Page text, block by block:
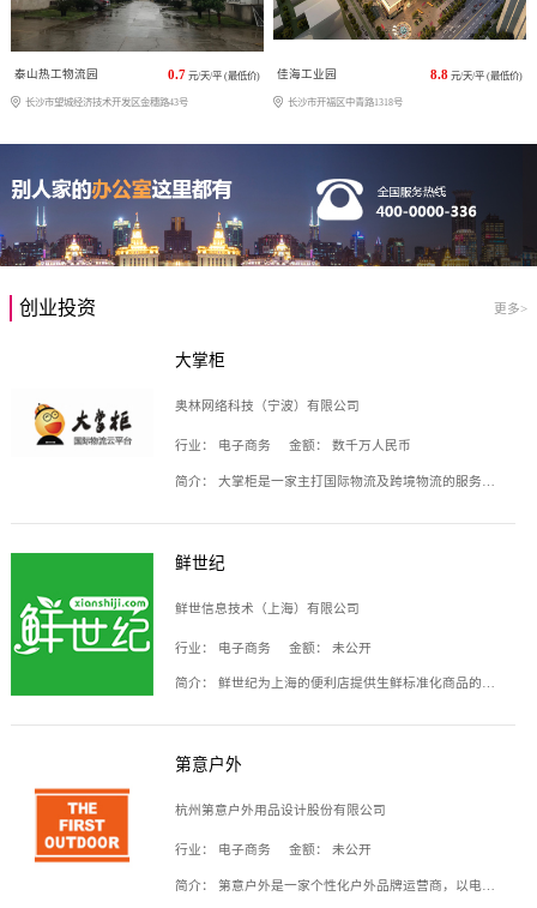
泰山热工物流园 0.7 元/天/平 (最低价)
长沙市望城经济技术开发区金穗路43号
佳海工业园 8.8 元/天/平 (最低价)
长沙市开福区中青路1318号
创业投资 更多>
大掌柜
奥林网络科技（宁波）有限公司
行业： 电子商务 金额： 数千万人民币
简介： 大掌柜是一家主打国际物流及跨境物流的服务云平台，致力于帮助全球国际物流企业在互联网上建立自己的平台，核心产品包括运价通、生意通、业务通、订舱通、招财通等，奥林网络科技（宁波）有限公司旗下产品。
鲜世纪
鲜世信息技术（上海）有限公司
行业： 电子商务 金额： 未公开
简介： 鲜世纪为上海的便利店提供生鲜标准化商品的供应链服务，帮商家解决生鲜采购、运营问题，帮助商家销售。平台提供的商品覆盖果蔬肉类、常温与低温奶制品、冷冻食品、零食饮料、粮油副食、居家洗护等多个品类，上架SKU3000余个。公司建立了近万平方米的仓储场地和物流配送体系，为合作商家提供快速配送服务。
第意户外
杭州第意户外用品设计股份有限公司
行业： 电子商务 金额： 未公开
简介： 第意户外是一家个性化户外品牌运营商，以电子商务为主要载体，主要从事户外产品的设计、生产、销售业务，产品包含冲锋衣、户外鞋、户外背包等。